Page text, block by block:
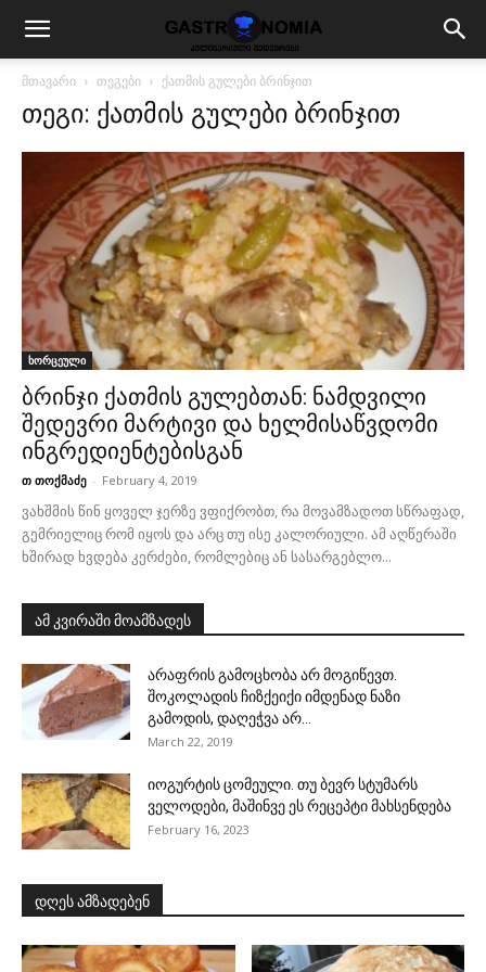
მთავარი თეგები ქათმის გულები ბრინჯით
თეგი: ქათმის გულები ბრინჯით
ხორცეული
ბრინჯი ქათმის გულებთან: ნამდვილი
შედევრი მარტივი და ხელმისაწვდომი
ინგრედიენტებისგან
თ თოქმაძე - February 4, 2019
ვახშმის წინ ყოველ ჯერზე ვფიქრობთ, რა მოვამზადოთ სწრაფად,
გემრიელიც რომ იყოს და არც თუ ისე კალორიული. ამ აღწერაში
ხშირად ხვდება კერძები, რომლებიც ან სასარგებლო...
ამ კვირაში მოამზადეს
არაფრის გამოცხობა არ მოგიწევთ.
შოკოლადის ჩიზქეიქი იმდენად ნაზი
გამოდის, დაღეჭვა არ...
March 22, 2019
იოგურტის ცომეული. თუ ბევრ სტუმარს
ველოდები, მაშინვე ეს რეცეპტი მახსენდება
February 16, 2023
დღეს ამზადებენ